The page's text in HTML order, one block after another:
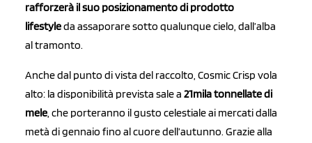
rafforzerà il suo posizionamento di prodotto
lifestyleda assaporare sotto qualunque cielo, dall’alba
al tramonto.
Anche dal punto di vista del raccolto, Cosmic Crisp vola
alto: la disponibilità prevista sale a 21mila tonnellate di
mele, che porteranno il gusto celestiale ai mercati dalla
metà di gennaio fino al cuore dell’autunno. Grazie alla